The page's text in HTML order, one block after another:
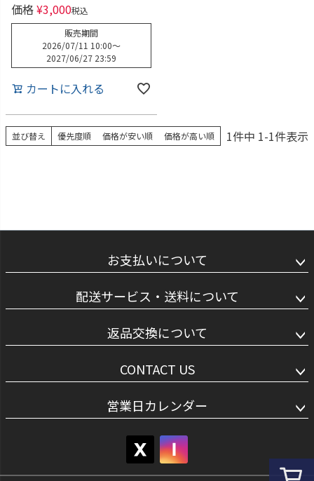
価格¥3,000税込
販売期間
2026/07/11 10:00〜
2027/06/27 23:59
カートに入れる
並び替え 優先度順 価格が安い順 価格が高い順 1件中 1-1件表示
お支払いについて
配送サービス・送料について
返品交換について
CONTACT US
営業日カレンダー